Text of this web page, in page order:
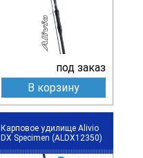
под заказ
В корзину
Карповое удилище Alivio
DX Specimen (ALDX12350)